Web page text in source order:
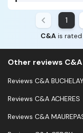
1
C&A is
Other reviews C&A
Reviews C&A BUCHELAY
Reviews C&A ACHERES
Reviews C&A